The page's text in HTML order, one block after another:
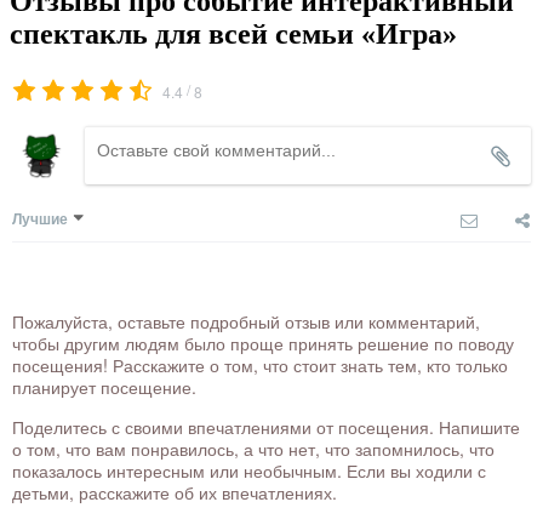
спектакль для всей семьи «Игра»
4.4 /8
Лучшие
Пожалуйста, оставьте подробный отзыв или комментарий,
чтобы другим людям было проще принять решение по поводу
посещения! Расскажите о том, что стоит знать тем, кто только
планирует посещение.
Поделитесь с своими впечатлениями от посещения. Напишите
о том, что вам понравилось, а что нет, что запомнилось, что
показалось интересным или необычным. Если вы ходили с
детьми, расскажите об их впечатлениях.